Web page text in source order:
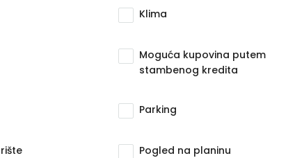
Klima
Moguća kupovina putem
stambenog kredita
Parking
Pogled na planinu